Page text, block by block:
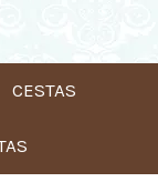
CESTAS